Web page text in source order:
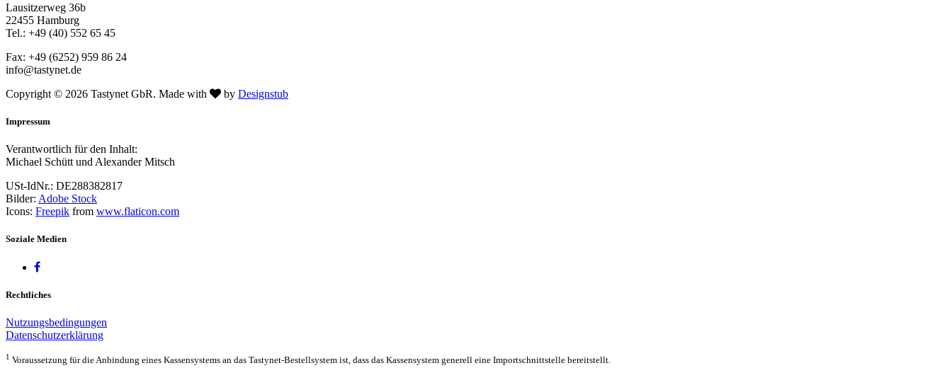
Lausitzerweg 36b
22455 Hamburg
Tel.: +49 (40) 552 65 45
Fax: +49 (6252) 959 86 24
info@tastynet.de
Copyright © 2026 Tastynet GbR. Made with
by Designstub
Impressum
Verantwortlich für den Inhalt:
Michael Schütt und Alexander Mitsch
USt-IdNr.: DE288382817
Bilder: Adobe Stock
Icons: Freepik from www.flaticon.com
Soziale Medien
Rechtliches
Nutzungsbedingungen
Datenschutzerklärung
1 Voraussetzung für die Anbindung eines Kassensystems an das Tastynet-Bestellsystem ist, dass das Kassensystem generell eine Importschnittstelle bereitstellt.